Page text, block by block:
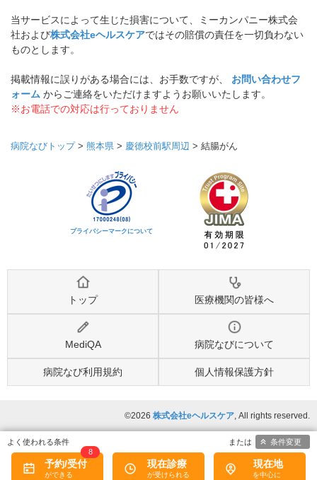
当サービスによって生じた損害について、ミーカンパニー株式会
社および株式会社eヘルスケアではその賠償の責任を一切負わない
ものとします。
掲載情報に誤りがある場合には、お手数ですが、 お問い合わせフ
ォーム からご連絡をいただけますようお願いいたします。
※お電話での対応は行っておりません
病院なびトップ> 熊本県 > 慶徳校前駅周辺 > 結腸がん
プライバシーマークについて
トップ 医療機関の皆様へ
MediQA 病院なびについて
病院なび利用規約 個人情報保護方針
©2026 株式会社eヘルスケア, All rights reserved.
予約/受付
8
現在診療 現在地
条件変更